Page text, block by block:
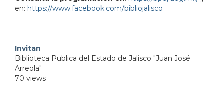
en: https://www.facebook.com/bibliojalisco
Invitan
Biblioteca Publica del Estado de Jalisco "Juan José
Arreola"
70 views